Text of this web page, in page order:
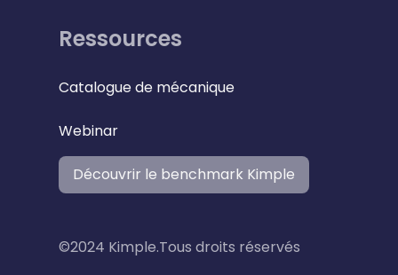
Ressources
Catalogue de mécanique
Webinar
Découvrir le benchmark Kimple
©2024 Kimple.Tous droits réservés